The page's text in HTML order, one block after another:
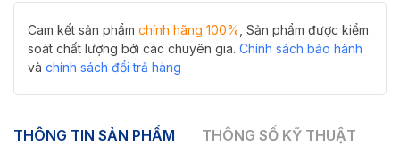
lượng
Cam kết sản phẩm chính hãng 100% , Sản phẩm được kiểm
soát chất lượng bởi các chuyên gia. Chính sách bảo hành
và chính sách đổi trả hàng
THÔNG TIN SẢN PHẨM
THÔNG SỐ KỸ THUẬT